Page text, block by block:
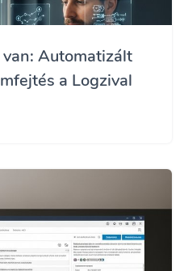
Automatizált
a Logzival